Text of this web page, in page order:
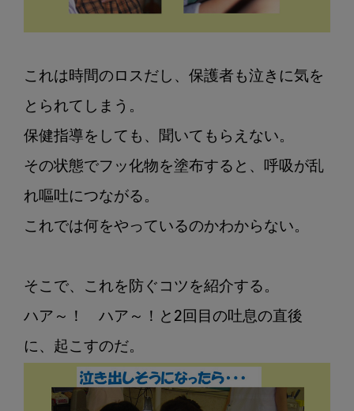
これは時間のロスだし、保護者も泣きに気を
とられてしまう。
保健指導をしても、聞いてもらえない。
その状態でフッ化物を塗布すると、呼吸が乱
れ嘔吐につながる。
これでは何をやっているのかわからない。
そこで、これを防ぐコツを紹介する。
ハア～！　ハア～！と2回目の吐息の直後